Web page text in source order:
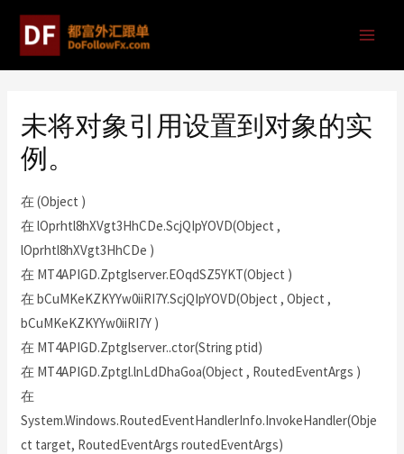
未将对象引用设置到对象的实
例。
在 (Object )
在 lOprhtl8hXVgt3HhCDe.ScjQIpYOVD(Object ,
lOprhtl8hXVgt3HhCDe )
在 MT4APIGD.Zptglserver.EOqdSZ5YKT(Object )
在 bCuMKeKZKYYw0iiRI7Y.ScjQIpYOVD(Object , Object ,
bCuMKeKZKYYw0iiRI7Y )
在 MT4APIGD.Zptglserver..ctor(String ptid)
在 MT4APIGD.Zptgl.lnLdDhaGoa(Object , RoutedEventArgs )
在
System.Windows.RoutedEventHandlerInfo.InvokeHandler(Obje
ct target, RoutedEventArgs routedEventArgs)